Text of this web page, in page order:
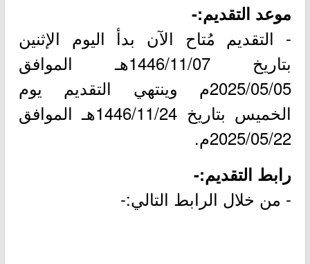
موعد التقديم:-
- التقديم مُتاح الآن بدأ اليوم الإثنين
بتاريخ 1446/11/07هـ الموافق
2025/05/05م وينتهي التقديم يوم
الخميس بتاريخ 1446/11/24هـ الموافق
2025/05/22م.
رابط التقديم:-
- من خلال الرابط التالي:-